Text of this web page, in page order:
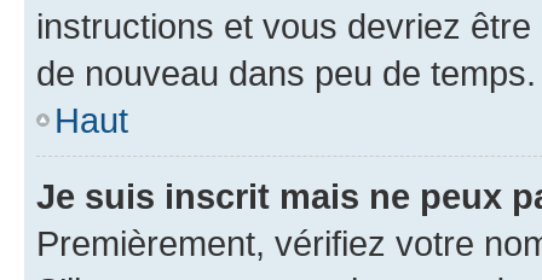
instructions et vous devriez
de nouveau dans peu de temps.
Haut
Je suis inscrit mais ne peux
Premièrement, vérifiez votre